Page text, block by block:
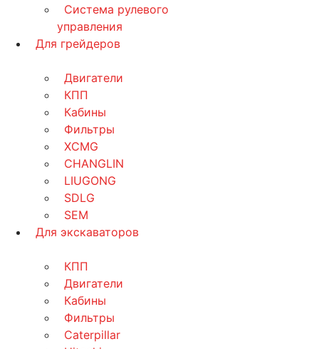
Система рулевого
управления
Для грейдеров
Двигатели
КПП
Кабины
Фильтры
XCMG
CHANGLIN
LIUGONG
SDLG
SEM
Для экскаваторов
КПП
Двигатели
Кабины
Фильтры
Caterpillar